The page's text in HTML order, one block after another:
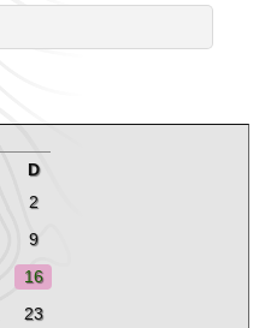
D
2
9
16
23